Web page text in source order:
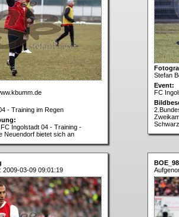
- Training im Regen
Ingolstadt 04 - Training -
Neuendorf bietet sich an
Stefan
Event:
FC
Schwarz
2009-03-09 09:01:19